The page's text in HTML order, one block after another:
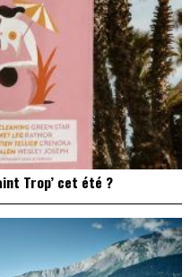
Trop’ cet été ?